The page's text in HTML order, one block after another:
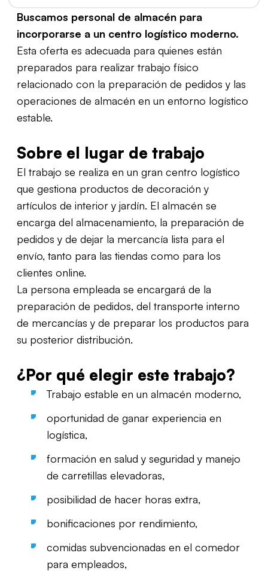
Buscamos personal de almacén para
incorporarse a un centro logístico moderno.
Esta oferta es adecuada para quienes están
preparados para realizar trabajo físico
relacionado con la preparación de pedidos y las
operaciones de almacén en un entorno logístico
estable.
Sobre el lugar de trabajo
El trabajo se realiza en un gran centro logístico
que gestiona productos de decoración y
artículos de interior y jardín. El almacén se
encarga del almacenamiento, la preparación de
pedidos y de dejar la mercancía lista para el
envío, tanto para las tiendas como para los
clientes online.
La persona empleada se encargará de la
preparación de pedidos, del transporte interno
de mercancías y de preparar los productos para
su posterior distribución.
¿Por qué elegir este trabajo?
Trabajo estable en un almacén moderno,
oportunidad de ganar experiencia en
logística,
formación en salud y seguridad y manejo
de carretillas elevadoras,
posibilidad de hacer horas extra,
bonificaciones por rendimiento,
comidas subvencionadas en el comedor
para empleados,